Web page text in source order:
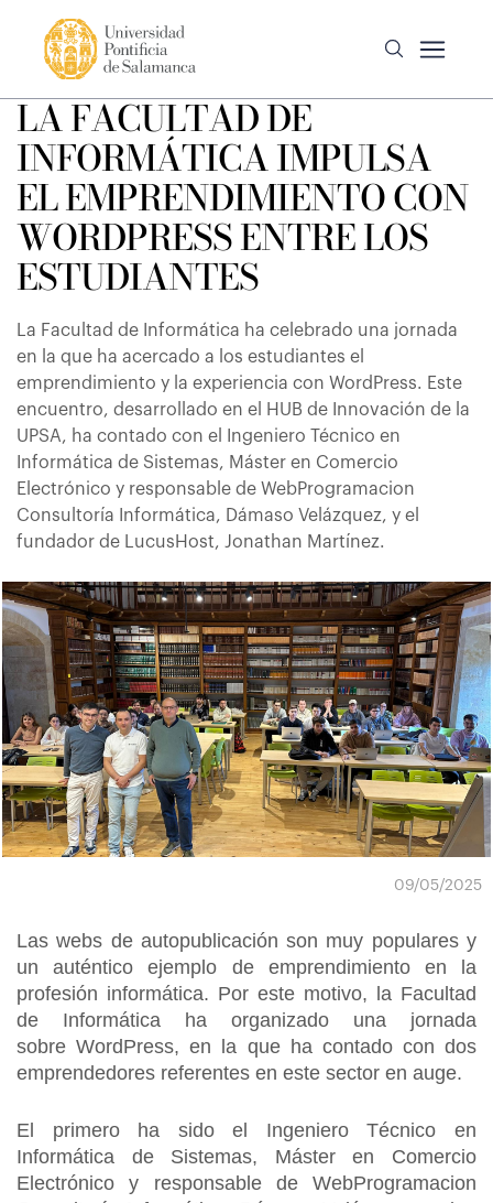
LA FACULTAD DE
INFORMÁTICA IMPULSA
EL EMPRENDIMIENTO CON
WORDPRESS ENTRE LOS
ESTUDIANTES
La Facultad de Informática ha celebrado una jornada
en la que ha acercado a los estudiantes el
emprendimiento y la experiencia con WordPress. Este
encuentro, desarrollado en el HUB de Innovación de la
UPSA, ha contado con el Ingeniero Técnico en
Informática de Sistemas, Máster en Comercio
Electrónico y responsable de WebProgramacion
Consultoría Informática, Dámaso Velázquez, y el
fundador de LucusHost, Jonathan Martínez.
09/05/2025
Las webs de autopublicación son muy populares y
un auténtico ejemplo de emprendimiento en la
profesión informática. Por este motivo, la Facultad
de Informática ha organizado una jornada
sobre WordPress, en la que ha contado con dos
emprendedores referentes en este sector en auge.
El primero ha sido el Ingeniero Técnico en
Informática de Sistemas, Máster en Comercio
Electrónico y responsable de WebProgramacion